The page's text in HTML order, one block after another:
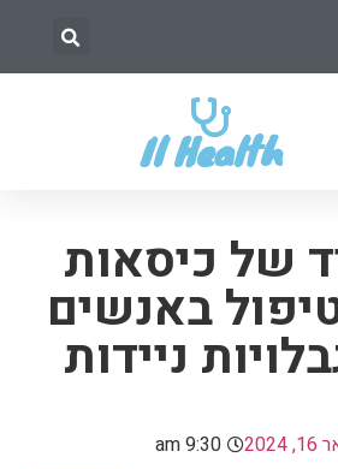
Il Health
של כיסאות
באנשים
ניידות
9:30 am